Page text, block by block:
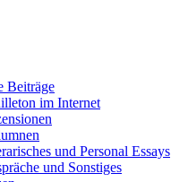
Beiträge
im Internet
und Personal Essays
und Sonstiges